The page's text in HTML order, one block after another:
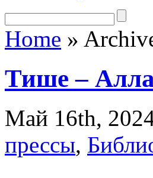
Home »
Тише –
Май 16th,
прессы,